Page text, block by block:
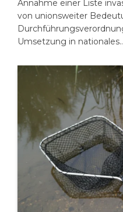
Annahme einer Liste
von unionsweiter
Umsetzung in